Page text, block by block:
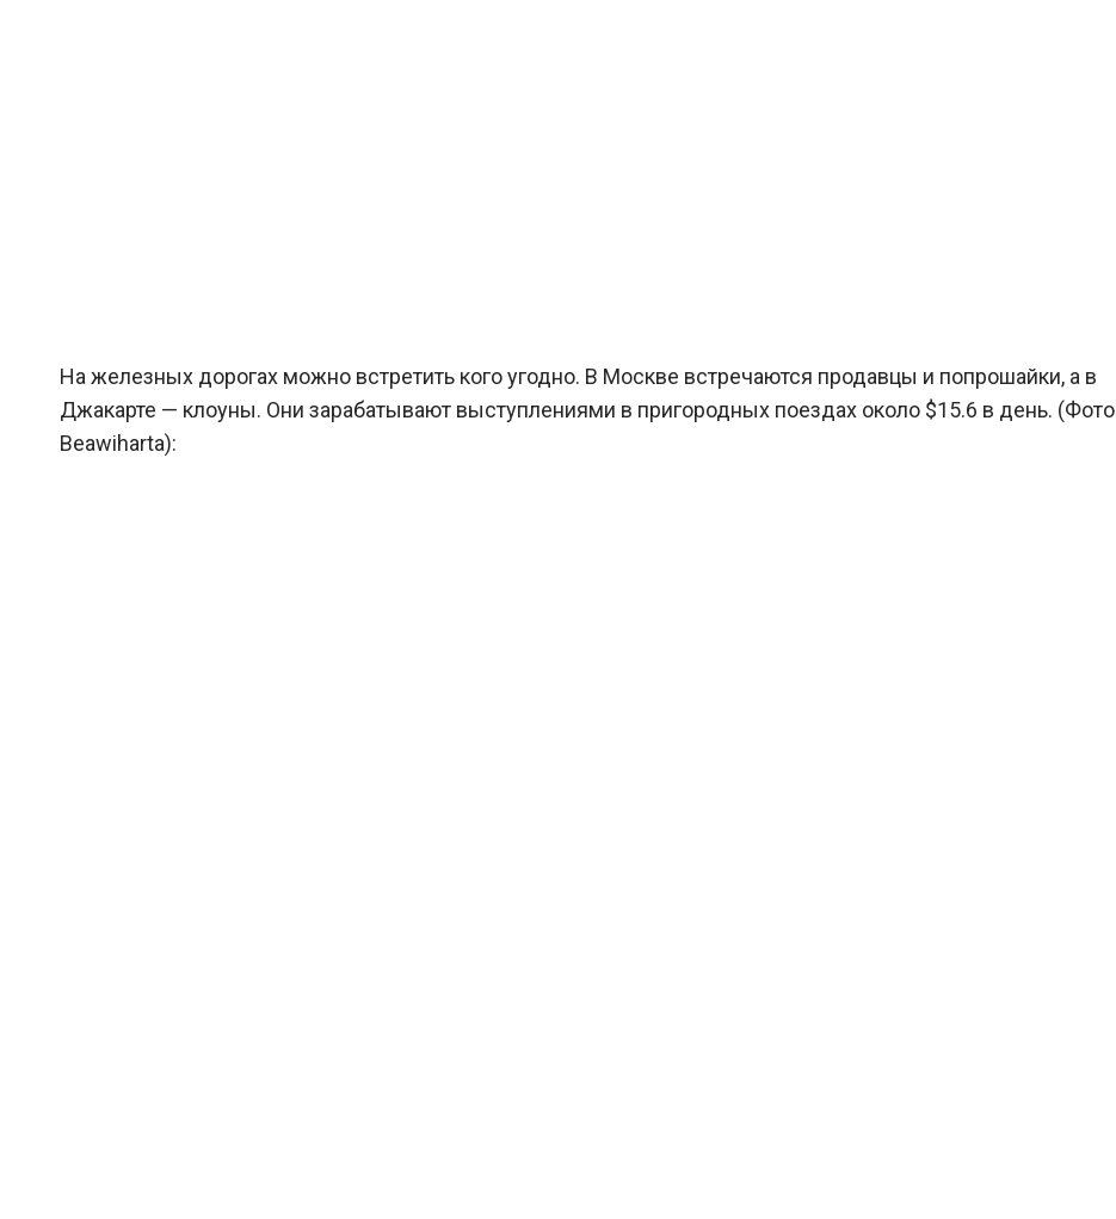
На железных дорогах можно встретить кого угодно. В Москве встречаются продавцы и попрошайки, а в
Джакарте — клоуны. Они зарабатывают выступлениями в пригородных поездах около $15.6 в день. (Фото
Beawiharta):